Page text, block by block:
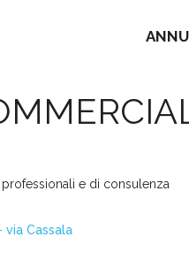
professionali e di consulenza
via Cassala